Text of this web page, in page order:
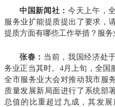
中国新闻社： 今天上午，
服务业扩能提质提出了要求，
提质方面有哪些工作举措？服务
张春： 当前，我国经济处
务业正当其时。4月上旬，全国
全市服务业大会对推动我市服
质量发展新局面进行了系统部
总值的比重超过九成，其发